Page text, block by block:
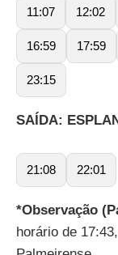
11:07 12:02
16:59 17:59
23:15
SAÍDA:
21:08 22:01
*Observação
horário de